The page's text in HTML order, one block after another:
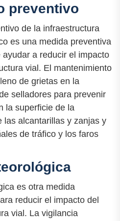
preventivo
de la infraestructura
es una medida preventiva
a reducir el impacto
vial. El mantenimiento
de grietas en la
selladores para prevenir
la superficie de la
las alcantarillas y zanjas y
de tráfico y los faros
es otra medida
reducir el impacto del
vial. La vigilancia